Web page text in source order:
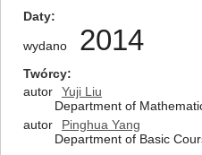
Daty
wydano 2014
Twórcy
autor
Yuji Liu
Department of
autor
Pinghua Yang
Department of Basic